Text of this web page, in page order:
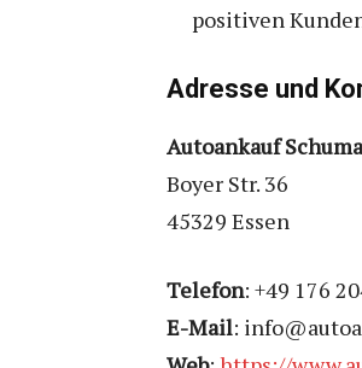
positiven
Adresse und
Autoankauf
Boyer Str. 36
45329 Essen
Telefon: +49 176
E-Mail: